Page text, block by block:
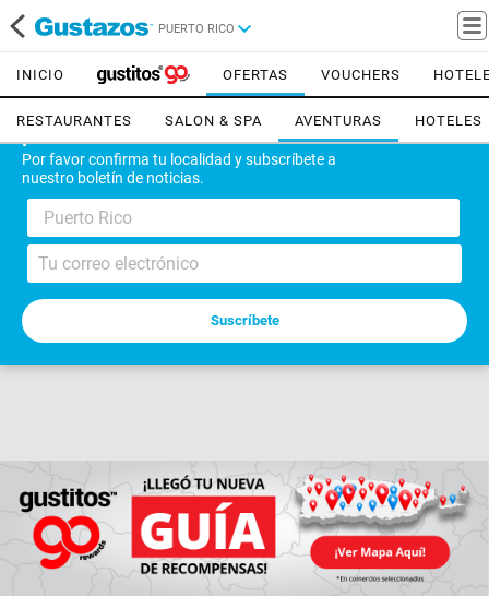
PUERTO RICO
Por favor confirma tu localidad y subscríbete a
nuestro boletín de noticias.
Puerto Rico
INICIO OFERTAS VOUCHERS
RESTAURANTES SALON & SPA AVENTURAS HOTELES